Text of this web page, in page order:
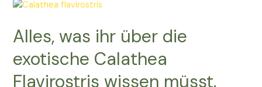
Calathea
Tipps
Tricks
Alles, was ihr über die
exotische Calathea
Flavirostris wissen müsst.